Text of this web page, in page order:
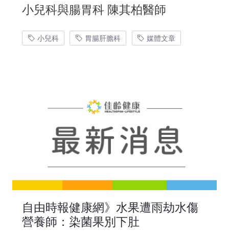
小兒科與腸胃科 陳其柏醫師
小兒科 胃腸肝膽科 媒體文章
自由時報健康網》水果遭雨劫水傷
營養師：染菌果別下肚